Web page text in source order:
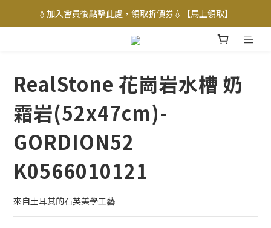
💧加入會員後點擊此處，領取折價券💧【馬上領取】
RealStone 花崗岩水槽 奶
霜岩(52x47cm)-
GORDION52
K0566010121
來自土耳其的石英美學工藝